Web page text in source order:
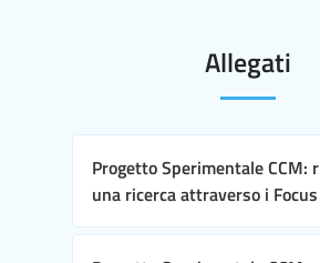
Allegati
Progetto Sperimentale
una ricerca attraverso i